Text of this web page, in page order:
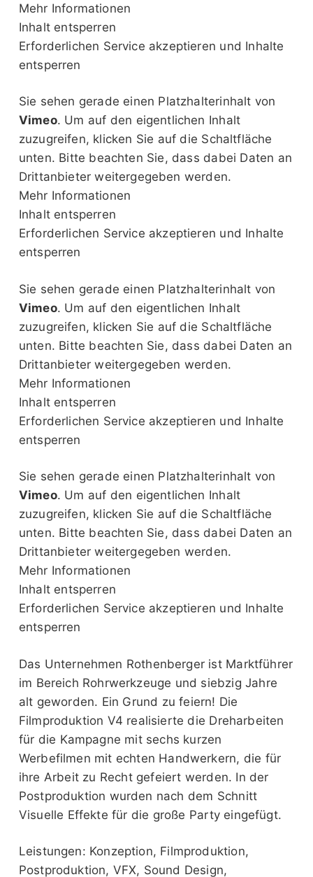
Mehr Informationen
Inhalt entsperren
Erforderlichen Service akzeptieren und Inhalte
entsperren
Sie sehen gerade einen Platzhalterinhalt von
Vimeo. Um auf den eigentlichen Inhalt
zuzugreifen, klicken Sie auf die Schaltfläche
unten. Bitte beachten Sie, dass dabei Daten an
Drittanbieter weitergegeben werden.
Mehr Informationen
Inhalt entsperren
Erforderlichen Service akzeptieren und Inhalte
entsperren
Sie sehen gerade einen Platzhalterinhalt von
Vimeo. Um auf den eigentlichen Inhalt
zuzugreifen, klicken Sie auf die Schaltfläche
unten. Bitte beachten Sie, dass dabei Daten an
Drittanbieter weitergegeben werden.
Mehr Informationen
Inhalt entsperren
Erforderlichen Service akzeptieren und Inhalte
entsperren
Sie sehen gerade einen Platzhalterinhalt von
Vimeo. Um auf den eigentlichen Inhalt
zuzugreifen, klicken Sie auf die Schaltfläche
unten. Bitte beachten Sie, dass dabei Daten an
Drittanbieter weitergegeben werden.
Mehr Informationen
Inhalt entsperren
Erforderlichen Service akzeptieren und Inhalte
entsperren
Das Unternehmen Rothenberger ist Marktführer
im Bereich Rohrwerkzeuge und siebzig Jahre
alt geworden. Ein Grund zu feiern! Die
Filmproduktion V4 realisierte die Dreharbeiten
für die Kampagne mit sechs kurzen
Werbefilmen mit echten Handwerkern, die für
ihre Arbeit zu Recht gefeiert werden. In der
Postproduktion wurden nach dem Schnitt
Visuelle Effekte für die große Party eingefügt.
Leistungen: Konzeption, Filmproduktion,
Postproduktion, VFX, Sound Design,